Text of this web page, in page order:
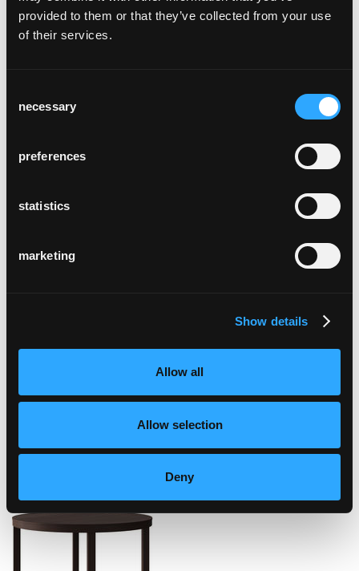
provided to them or that they’ve collected from your use
of their services.
Selection
necessary
preferences
statistics
marketing
Show details
Allow all
Allow selection
Deny
Architektur-Atelier des Vaters Max Haefeli
Eröffnung eines eigenen Büros in Zürich
Zusammenarbeit mit deren Direktor Ernst
Kadler-Vögeli. 1927 Leiter der
"Kollektivgruppe Schweizer Architekten", die
an der Weissenhofsiedlung in Stuttgart
van der Rohe einrichtet. 1937–1975
Partnerschaft mit Werner Max Moser und
kollektion
haefeli